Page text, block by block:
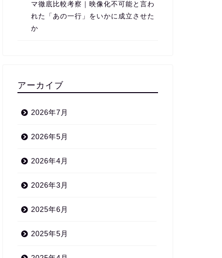
マ徹底比較考察｜映像化不可能と言わ
れた「あの一行」をいかに成立させた
か
アーカイブ
2026年7月
2026年5月
2026年4月
2026年3月
2025年6月
2025年5月